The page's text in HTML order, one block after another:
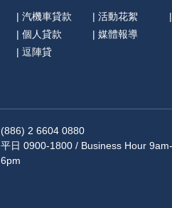
|汽機車貸款
|個人貸款
|逗陣貸
|活動花絮
|媒體報導
(886) 2 6604 0880
平日 0900-1800 / Business Hour 9am-
6pm